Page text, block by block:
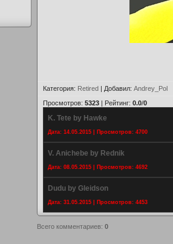
Категория: Retired | Добавил: Andrey_Pol
Просмотров: 5323 | Рейтинг: 0.0/0
K. Tete by Hawke
Дата: 14.05.2015 | Просмотров: 4700
V. Anichebe by Rednik
Дата: 08.05.2015 | Просмотров: 4692
Dudu by Gleidson
Дата: 31.05.2015 | Просмотров: 4453
Всего комментариев: 0